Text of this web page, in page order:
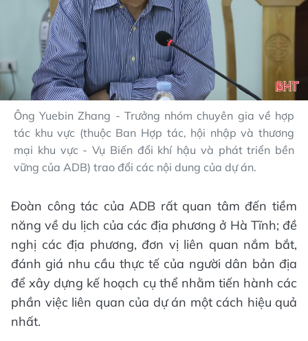
Ông Yuebin Zhang - Trưởng nhóm chuyên gia về hợp
tác khu vực (thuộc Ban Hợp tác, hội nhập và thương
mại khu vực - Vụ Biến đổi khí hậu và phát triển bền
vững của ADB) trao đổi các nội dung của dự án.
Đoàn công tác của ADB rất quan tâm đến tiềm
năng về du lịch của các địa phương ở Hà Tĩnh; đề
nghị các địa phương, đơn vị liên quan nắm bắt,
đánh giá nhu cầu thực tế của người dân bản địa
để xây dựng kế hoạch cụ thể nhằm tiến hành các
phần việc liên quan của dự án một cách hiệu quả
nhất.